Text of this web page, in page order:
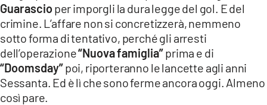
Guarascioper imporgli la dura legge del gol. E del
crimine. L’affare non si concretizzerà, nemmeno
sotto forma di tentativo, perché gli arresti
dell’operazione“Nuova famiglia”prima e di
“Doomsday”poi, riporteranno le lancette agli anni
Sessanta. Ed è lì che sono ferme ancora oggi. Almeno
così pare.